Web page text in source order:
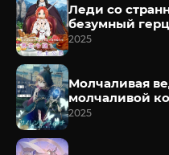
Леди со
безумный
2025
Молчаливая
молчаливой
2025